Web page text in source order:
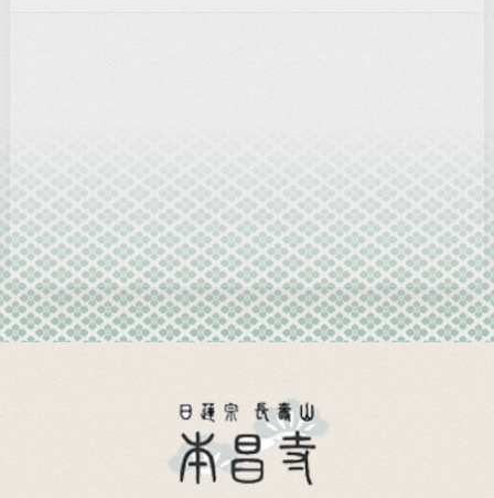
2024-10
2024-09